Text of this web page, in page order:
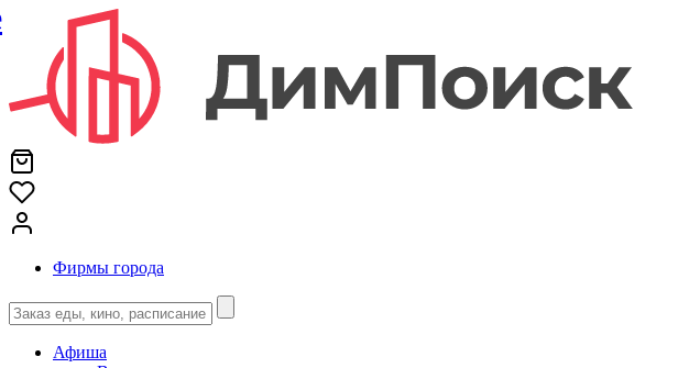
Фирмы города
Афиша